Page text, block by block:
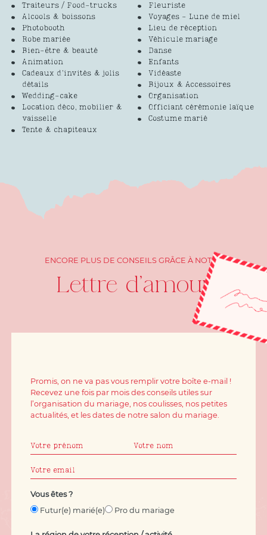
Traiteurs / Food-trucks
Alcools & boissons
Photobooth
Robe mariée
Bien-être & beauté
Animation
Cadeaux d’invités & jolis
détails
Wedding-cake
Location déco, mobilier &
vaisselle
Tente & chapiteaux
Fleuriste
Voyages - Lune de miel
Lieu de réception
Véhicule mariage
Danse
Enfants
Vidéaste
Bijoux & Accessoires
Organisation
Officiant cérémonie laïque
Costume marié
ENCORE PLUS DE CONSEILS GRÂCE À NOTRE
Lettre d'amour
Vous êtes ?
Futur(e) marié(e)
Pro du mariage
Promis, on ne va pas vous remplir votre boîte e-mail !
Recevez une fois par mois des conseils utiles sur
l’organisation du mariage, nos coulisses, nos petites
actualités, et les dates de notre salon du mariage.